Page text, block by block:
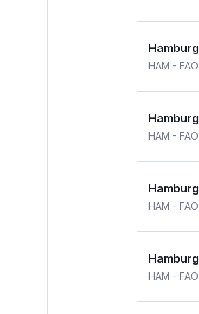
Hamburg
HAM - FAO
Hamburg
HAM - FAO
Hamburg
HAM - FAO
Hamburg
HAM - FAO